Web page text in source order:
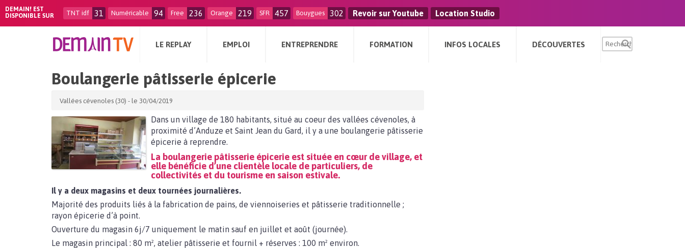
DEMAIN! EST
DISPONIBLE SUR
TNT idf 31 Numéricable 94 Free 236 Orange 219 SFR 457 Bouygues 302 Revoir sur Youtube Location Studio
LE REPLAY EMPLOI ENTREPRENDRE FORMATION INFOS LOCALES DÉCOUVERTES
Boulangerie pâtisserie épicerie
Vallées cévenoles (30) - le 30/04/2019
Dans un village de 180 habitants, situé au coeur des vallées cévenoles, à
proximité d’Anduze et Saint Jean du Gard, il y a une boulangerie pâtisserie
épicerie à reprendre.
La boulangerie pâtisserie épicerie est située en cœur de village, et
elle bénéficie d’une clientèle locale de particuliers, de
collectivités et du tourisme en saison estivale.
Il y a deux magasins et deux tournées journalières.
Majorité des produits liés à la fabrication de pains, de viennoiseries et pâtisserie traditionnelle ;
rayon épicerie d’à point.
Ouverture du magasin 6j/7 uniquement le matin sauf en juillet et août (journée).
Le magasin principal : 80 m², atelier pâtisserie et fournil + réserves : 100 m² environ.